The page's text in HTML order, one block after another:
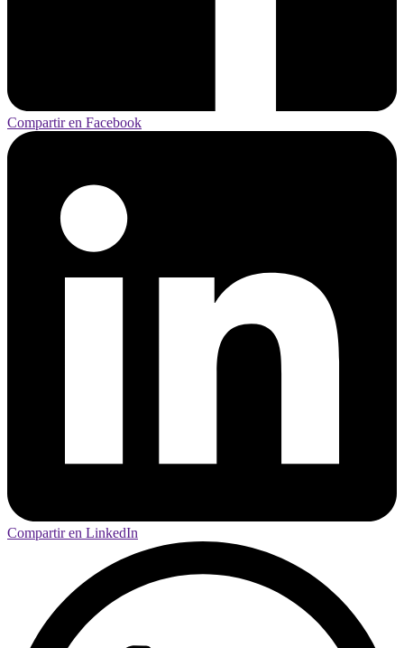
Compartir en Facebook
Compartir en LinkedIn